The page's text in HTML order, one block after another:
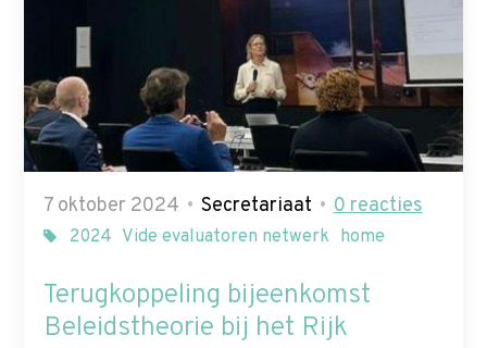
7 oktober 2024 Secretariaat 0reacties
2024 Vide evaluatoren netwerk home
Terugkoppeling bijeenkomst
Beleidstheorie bij het Rijk